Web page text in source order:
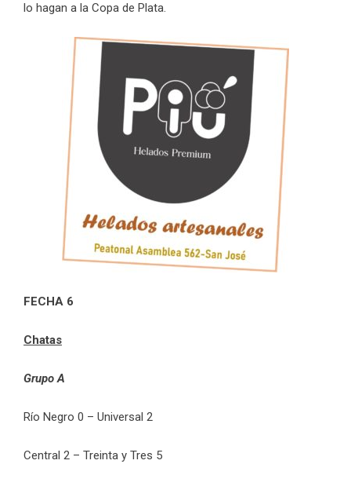
lo hagan a la Copa de Plata.
FECHA 6
Chatas
Grupo A
Río Negro 0 – Universal 2
Central 2 – Treinta y Tres 5